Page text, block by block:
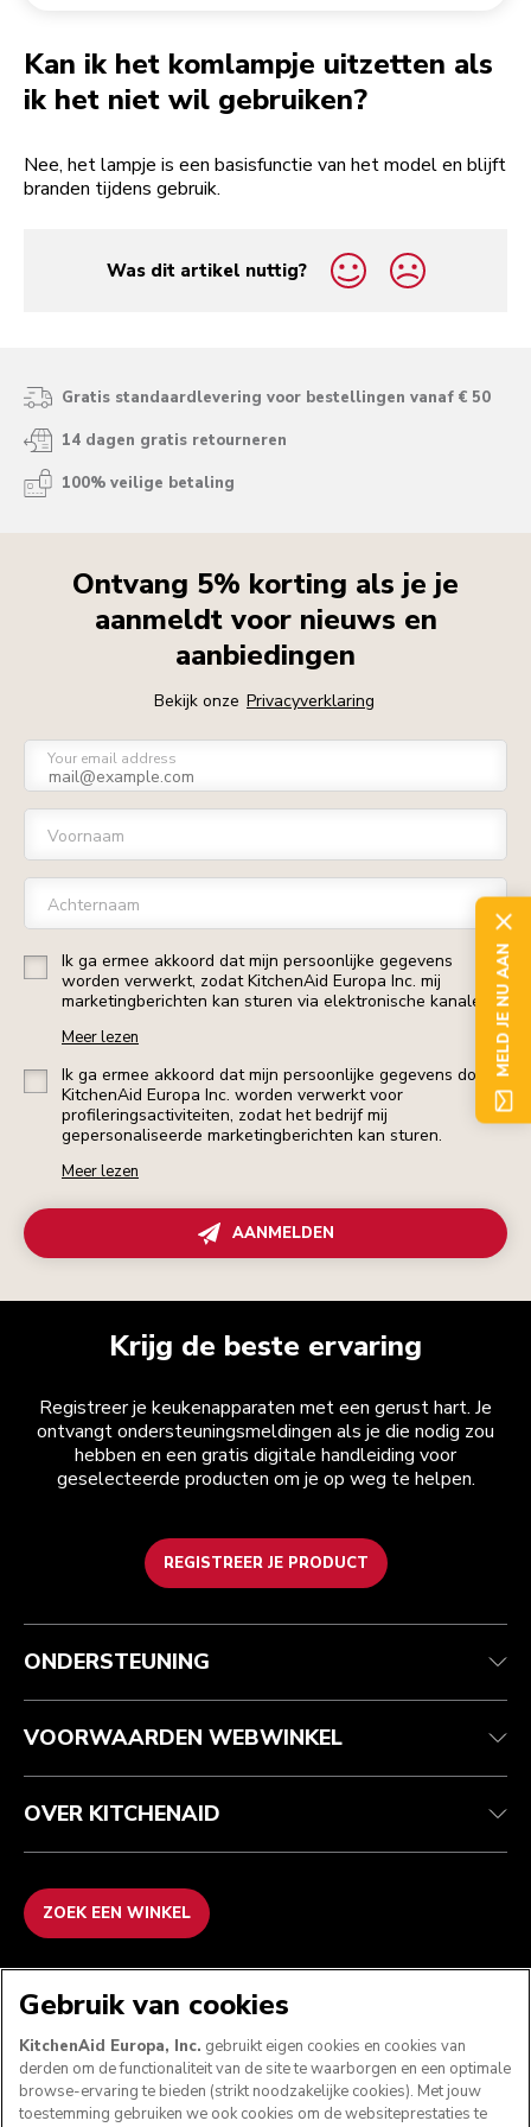
Kan ik het komlampje uitzetten als
ik het niet wil gebruiken?
Nee, het lampje is een basisfunctie van het model en blijft
branden tijdens gebruik.
Was dit artikel nuttig?
yes
no
Gratis standaardlevering voor bestellingen vanaf € 50
14 dagen gratis retourneren
100% veilige betaling
Ontvang 5% korting als je je
aanmeldt voor nieuws en
aanbiedingen
Bekijk onze Privacyverklaring
Your email address
Voornaam
Achternaam
Ik ga ermee akkoord dat mijn persoonlijke gegevens
worden verwerkt, zodat KitchenAid Europa Inc. mij
marketingberichten kan sturen via elektronische kanalen.
Meer lezen
Ik ga ermee akkoord dat mijn persoonlijke gegevens door
KitchenAid Europa Inc. worden verwerkt voor
profileringsactiviteiten, zodat het bedrijf mij
gepersonaliseerde marketingberichten kan sturen.
Meer lezen
AANMELDEN
Krijg de beste ervaring
Registreer je keukenapparaten met een gerust hart. Je
ontvangt ondersteuningsmeldingen als je die nodig zou
hebben en een gratis digitale handleiding voor
geselecteerde producten om je op weg te helpen.
REGISTREER JE PRODUCT
Health check
Je bestelling volgen
Garantie en documenten
Veelgestelde vragen
Algemene voorwaarden
Retournering en terugbetaling
Imprint
ODR
Het merk
Zoek een winkel
ONDERSTEUNING
VOORWAARDEN WEBWINKEL
OVER KITCHENAID
ZOEK EEN WINKEL
VOLG ONS
MELD JE NU AAN
Gebruik van cookies
KitchenAid Europa, Inc. gebruikt eigen cookies en cookies van
derden om de functionaliteit van de site te waarborgen en een optimale
browse-ervaring te bieden (strikt noodzakelijke cookies). Met jouw
toestemming gebruiken we ook cookies om de websiteprestaties te